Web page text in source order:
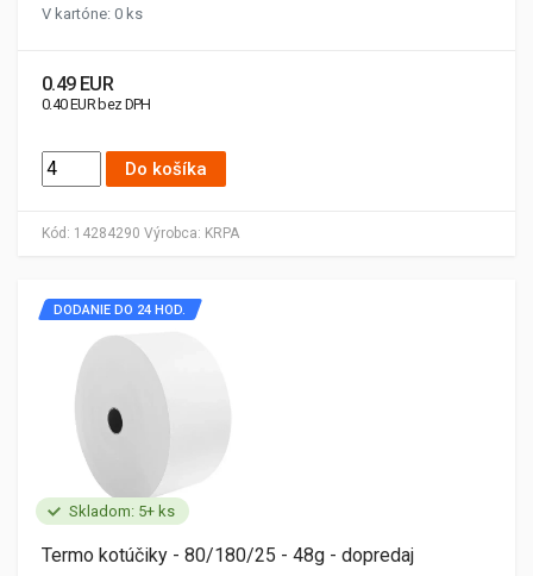
Kód: 14284290 Výrobca: KRPA
V kartóne: 0 ks
0.49 EUR
0.40 EUR bez DPH
Do košíka
Skladom: 5+ ks
DODANIE DO 24 HOD.
Termo kotúčiky - 80/180/25 - 48g - dopredaj